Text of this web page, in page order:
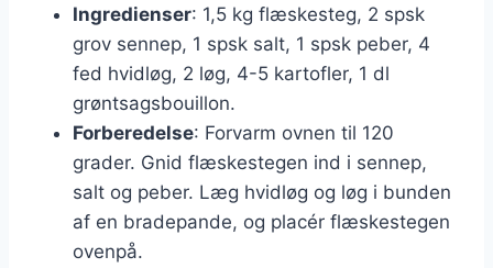
Ingredienser: 1,5 kg flæskesteg, 2 spsk
grov sennep, 1 spsk salt, 1 spsk peber, 4
fed hvidløg, 2 løg, 4-5 kartofler, 1 dl
grøntsagsbouillon.
Forberedelse: Forvarm ovnen til 120
grader. Gnid flæskestegen ind i sennep,
salt og peber. Læg hvidløg og løg i bunden
af en bradepande, og placér flæskestegen
ovenpå.